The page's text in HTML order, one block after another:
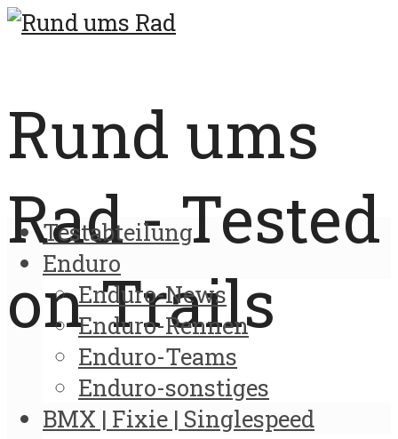
Rund ums
Rad - Tested
on Trails
Testabteilung
Enduro
Enduro-News
Enduro-Rennen
Enduro-Teams
Enduro-sonstiges
BMX | Fixie | Singlespeed